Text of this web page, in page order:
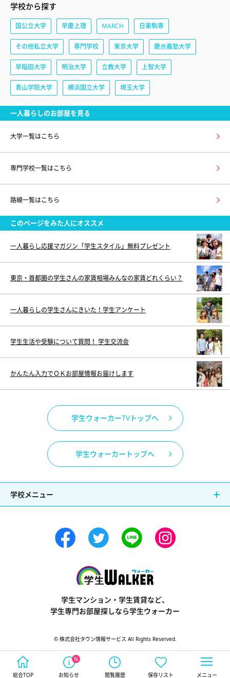
総合TOP お知らせ 閲覧履歴 保存リスト メニュー
学校から探す
国公立大学 早慶上理 MARCH 日東駒専
その他私立大学 専門学校 東京大学 慶應義塾大学
早稲田大学 明治大学 立教大学 上智大学
青山学院大学 横浜国立大学 埼玉大学
一人暮らしのお部屋を見る
大学一覧はこちら
専門学校一覧はこちら
路線一覧はこちら
このページをみた人にオススメ
一人暮らし応援マガジン「学生スタイル」無料プレゼント
東京・首都圏の学生さんの家賃相場みんなの家賃どれくらい？
一人暮らしの学生さんにきいた！学生アンケート
学生生活や受験について質問！ 学生交流会
かんたん入力でＯＫお部屋情報お届けします
学生ウォーカーTVトップへ
学生ウォーカートップへ
学校メニュー
学生マンション・学生賃貸など、
学生専門お部屋探しなら学生ウォーカー
© 株式会社タウン情報サービス All Rights Reserved.